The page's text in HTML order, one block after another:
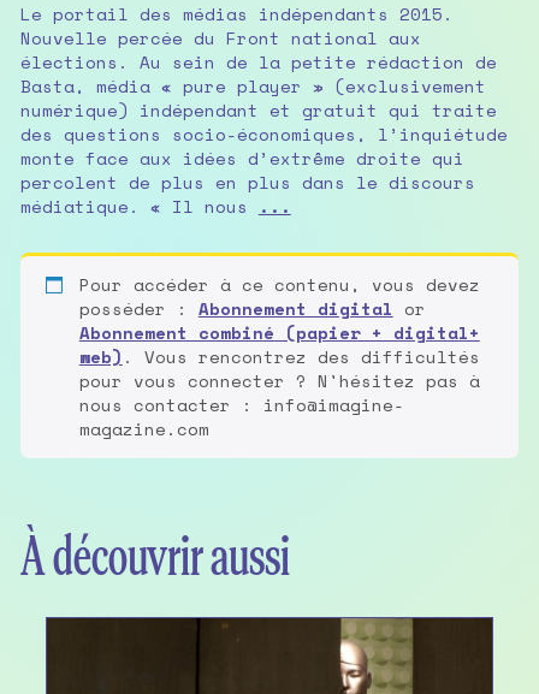
Le portail des médias indépendants 2015.
Nouvelle percée du Front national aux
élections. Au sein de la petite rédaction de
Basta, média « pure player » (exclusivement
numérique) indépendant et gratuit qui traite
des questions socio-économiques, l’inquiétude
monte face aux idées d’extrême droite qui
percolent de plus en plus dans le discours
médiatique. « Il nous
...
français
en
lutte
Pour accéder à ce contenu, vous devez
posséder : Abonnement digital or
Abonnement combiné (papier + digital+
web) . Vous rencontrez des difficultés
pour vous connecter ? N'hésitez pas à
nous contacter : info@imagine-
magazine.com
À découvrir aussi